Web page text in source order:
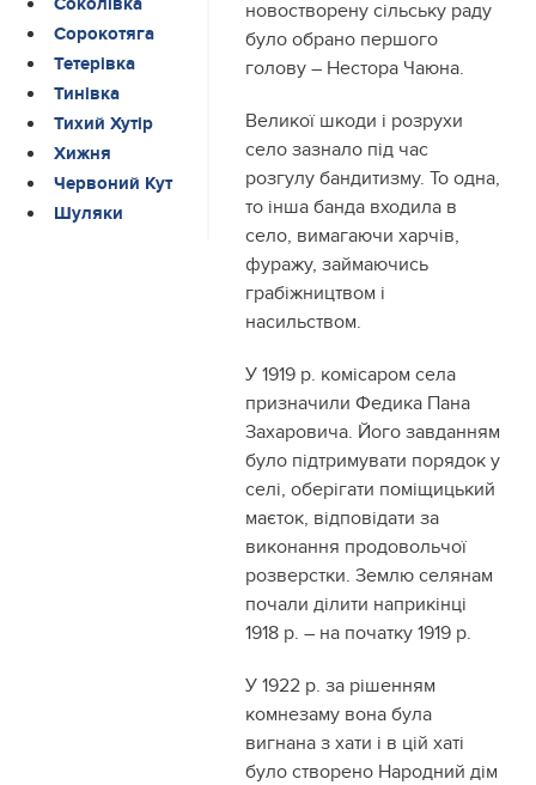
Соколівка
Сорокотяга
Тетерівка
Тинівка
Тихий Хутір
Хижня
Червоний Кут
Шуляки
новостворену сільську раду
було обрано першого
голову – Нестора Чаюна.
Великої шкоди і розрухи
село зазнало під час
розгулу бандитизму. То одна,
то інша банда входила в
село, вимагаючи харчів,
фуражу, займаючись
грабіжництвом і
насильством.
У 1919 р. комісаром села
призначили Федика Пана
Захаровича. Його завданням
було підтримувати порядок у
селі, оберігати поміщицький
маєток, відповідати за
виконання продовольчої
розверстки. Землю селянам
почали ділити наприкінці
1918 р. – на початку 1919 р.
У 1922 р. за рішенням
комнезаму вона була
вигнана з хати і в цій хаті
було створено Народний дім